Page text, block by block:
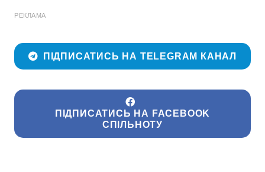
РЕКЛАМА
ПІДПИСАТИСЬ НА TELEGRAM КАНАЛ
ПІДПИСАТИСЬ НА FACEBOOK
СПІЛЬНОТУ